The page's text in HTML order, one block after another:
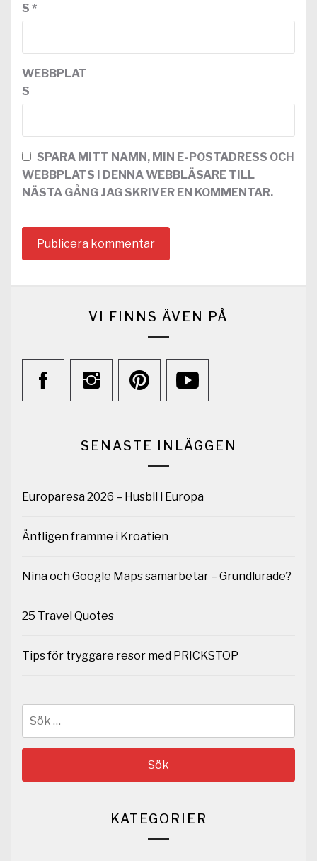
S *
WEBBPLAT
S
SPARA MITT NAMN, MIN E-POSTADRESS OCH
WEBBPLATS I DENNA WEBBLÄSARE TILL
NÄSTA GÅNG JAG SKRIVER EN KOMMENTAR.
VI FINNS ÄVEN PÅ
SENASTE INLÄGGEN
Europaresa 2026 – Husbil i Europa
Äntligen framme i Kroatien
Nina och Google Maps samarbetar – Grundlurade?
25 Travel Quotes
Tips för tryggare resor med PRICKSTOP
KATEGORIER